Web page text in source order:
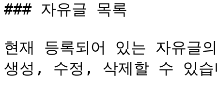
### 자유글 목록
현재 등록되어 있는 자유글
생성, 수정, 삭제할 수 있